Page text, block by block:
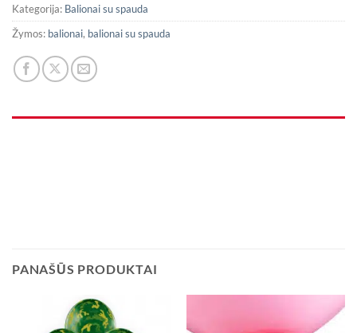
Kategorija: Balionai su spauda
Žymos: balionai, balionai su spauda
PANAŠŪS PRODUKTAI